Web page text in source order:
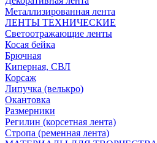
Металлизированная лента
ЛЕНТЫ ТЕХНИЧЕСКИЕ
Светоотражающие ленты
Косая бейка
Брючная
Киперная, СВЛ
Корсаж
Липучка (велькро)
Окантовка
Размерники
Регилин (корсетная лента)
Стропа (ременная лента)